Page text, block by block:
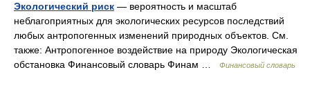
Экологический риск — вероятность и масштаб
неблагоприятных для экологических ресурсов последствий
любых антропогенных изменений природных объектов. См.
также: Антропогенное воздействие на природу Экологическая
обстановка Финансовый словарь Финам …
Финансовый словарь